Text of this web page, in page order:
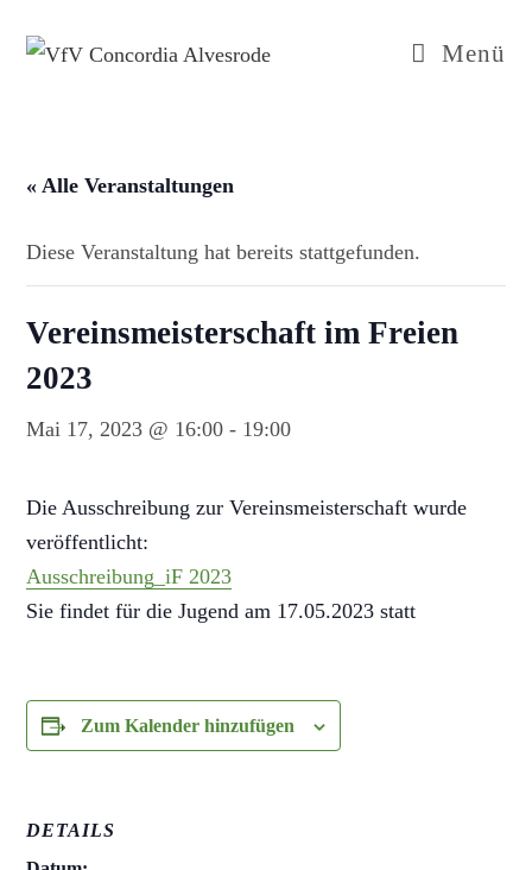
Inhalt
Menü
« Alle Veranstaltungen
Diese Veranstaltung hat bereits stattgefunden.
Vereinsmeisterschaft im Freien
2023
Mai 17, 2023 @ 16:00 - 19:00
Die Ausschreibung zur Vereinsmeisterschaft wurde
veröffentlicht:
Ausschreibung_iF 2023
Sie findet für die Jugend am 17.05.2023 statt
Zum Kalender hinzufügen
DETAILS